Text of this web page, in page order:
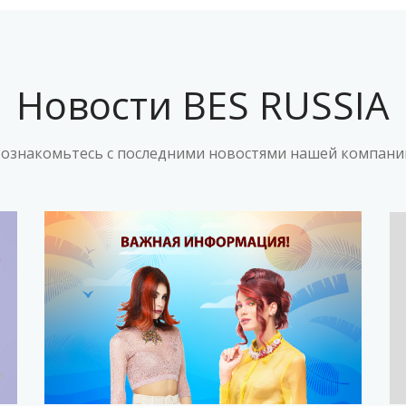
Новости BES RUSSIA
с последними новостями нашей